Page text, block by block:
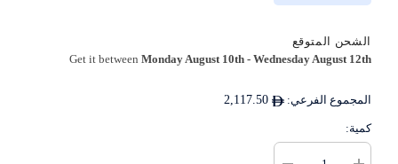
الشحن المتوقع
Get it betweenMonday August 10th -Wednesday August 12th
المجموع الفرعي: 2,117.50
كمية: